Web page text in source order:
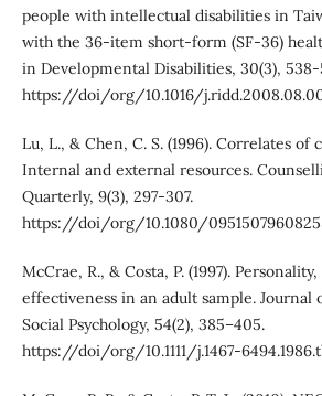
people with intellectual disabilities in
with the 36-item short-form (SF-36)
in Developmental Disabilities, 30(3), 538-
https://doi/org/10.1016/
Lu, L., & Chen, C. S. (1996). Correlates of
Internal and external resources.
Quarterly, 9(3), 297-307.
https://doi/org/10.1080/
McCrae, R., & Costa, P. (1997).
effectiveness in an adult sample. Journal
Social Psychology, 54(2), 385–405.
https://doi/org/10.1111/j.1467-